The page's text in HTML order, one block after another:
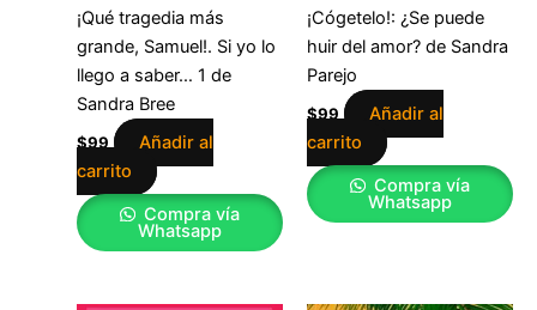
¡Qué tragedia más
grande, Samuel!. Si yo lo
llego a saber… 1 de
Sandra Bree
$99
Añadir al
carrito
Compra vía
Whatsapp
¡Cógetelo!: ¿Se puede
huir del amor? de Sandra
Parejo
$99
Añadir al
carrito
Compra vía
Whatsapp